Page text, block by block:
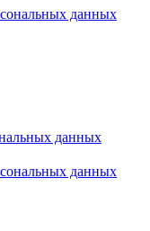
данных
данных
данных